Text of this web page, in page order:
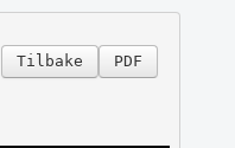
PDF
Tilbake